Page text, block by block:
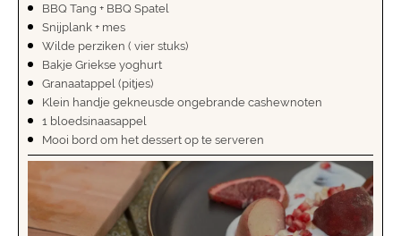
BBQ Tang + BBQ Spatel
Snijplank + mes
Wilde perziken ( vier stuks)
Bakje Griekse yoghurt
Granaatappel (pitjes)
Klein handje gekneusde ongebrande cashewnoten
1 bloedsinaasappel
Mooi bord om het dessert op te serveren